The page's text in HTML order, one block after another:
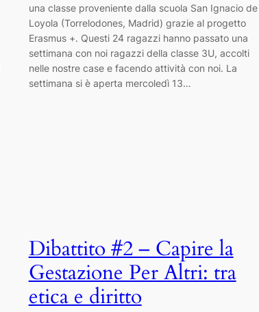
una classe proveniente dalla scuola San Ignacio de
Loyola (Torrelodones, Madrid) grazie al progetto
Erasmus +. Questi 24 ragazzi hanno passato una
settimana con noi ragazzi della classe 3U, accolti
nelle nostre case e facendo attività con noi. La
settimana si è aperta mercoledì 13…
Dibattito #2 – Capire la
Gestazione Per Altri: tra
etica e diritto